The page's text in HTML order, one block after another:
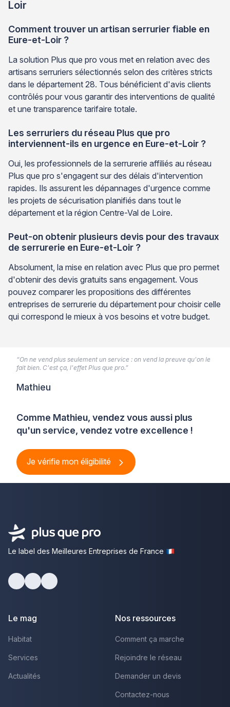
Loir
Comment trouver un artisan serrurier fiable en
Eure-et-Loir ?
La solution Plus que pro vous met en relation avec des
artisans serruriers sélectionnés selon des critères stricts
dans le département 28. Tous bénéficient d'avis clients
contrôlés pour vous garantir des interventions de qualité
et une transparence tarifaire totale.
Les serruriers du réseau Plus que pro
interviennent-ils en urgence en Eure-et-Loir ?
Oui, les professionnels de la serrurerie affiliés au réseau
Plus que pro s'engagent sur des délais d'intervention
rapides. Ils assurent les dépannages d'urgence comme
les projets de sécurisation planifiés dans tout le
département et la région Centre-Val de Loire.
Peut-on obtenir plusieurs devis pour des travaux
de serrurerie en Eure-et-Loir ?
Absolument, la mise en relation avec Plus que pro permet
d'obtenir des devis gratuits sans engagement. Vous
pouvez comparer les propositions des différentes
entreprises de serrurerie du département pour choisir celle
qui correspond le mieux à vos besoins et votre budget.
Comme Mathieu, vendez vous aussi plus
qu'un service, vendez votre excellence !
Je vérifie mon éligibilité
“On ne vend plus seulement un service : on vend la preuve qu'on le
fait bien. C'est ça, l'effet Plus que pro.”
Mathieu
Le label des Meilleures Entreprises de France
Le mag
Habitat
Services
Actualités
Nos ressources
Comment ça marche
Rejoindre le réseau
Demander un devis
Contactez-nous